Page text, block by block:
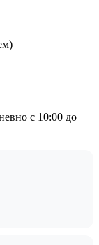
с 10:00 до